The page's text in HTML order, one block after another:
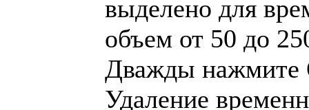
выделено для
объем от 50 до
Дважды
Удаление